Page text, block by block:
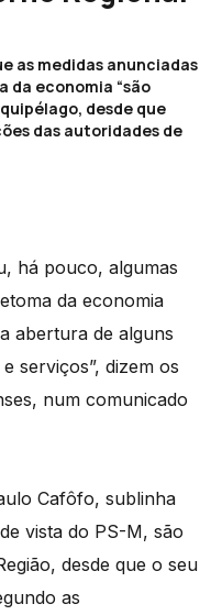
as medidas anunciadas
da economia “são
desde que
das autoridades de
há pouco, algumas
da economia
abertura de alguns
serviços”, dizem os
num comunicado
Cafôfo, sublinha
vista do PS-M, são
desde que o seu
as